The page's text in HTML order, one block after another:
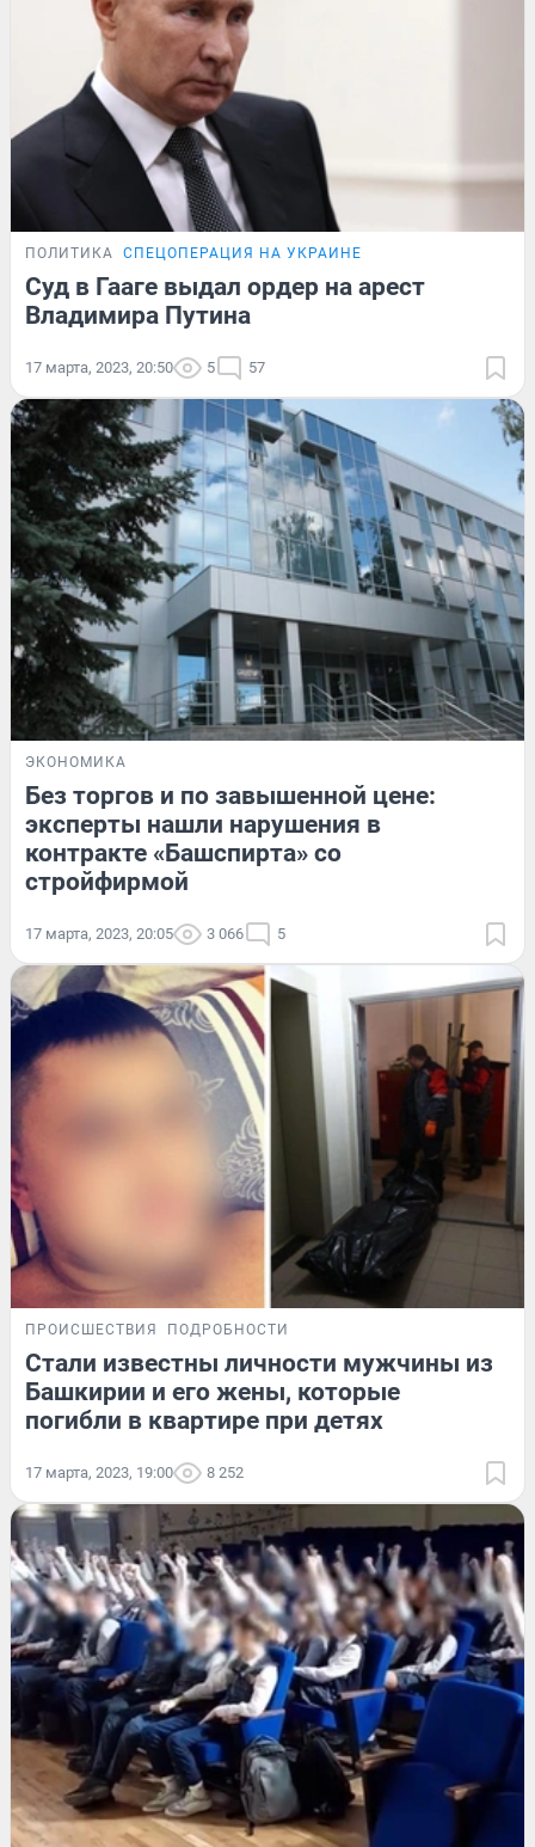
ПОЛИТИКА СПЕЦОПЕРАЦИЯ НА УКРАИНЕ
Суд в Гааге выдал ордер на арест
Владимира Путина
17 марта, 2023, 20:50 5 57
ЭКОНОМИКА
Без торгов и по завышенной цене:
эксперты нашли нарушения в
контракте «Башспирта» со
стройфирмой
17 марта, 2023, 20:05 3 066 5
ПРОИСШЕСТВИЯ ПОДРОБНОСТИ
Стали известны личности мужчины из
Башкирии и его жены, которые
погибли в квартире при детях
17 марта, 2023, 19:00 8 252